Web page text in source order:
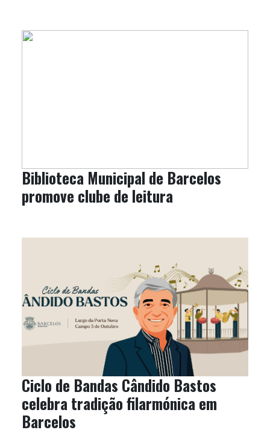
Biblioteca Municipal de Barcelos
promove clube de leitura
Ciclo de Bandas Cândido Bastos
celebra tradição filarmónica em
Barcelos